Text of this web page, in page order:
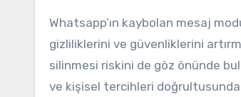
Whatsapp’ın kaybolan mesaj
gizliliklerini ve güvenliklerini
silinmesi riskini de göz önünde
ve kişisel tercihleri